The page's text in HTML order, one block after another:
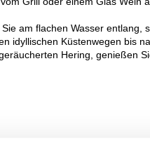
am flachen Wasser entlang,
idyllischen Küstenwegen bis
Hering, genießen